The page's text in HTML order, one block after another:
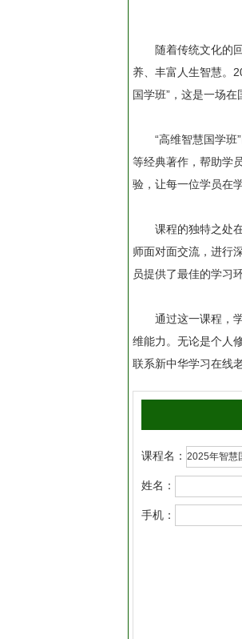
随着传统文化的
养、丰富人生智慧。
国学班”，这是一场
“高维智慧国学班
等经典著作，帮助学
验，让每一位学员在
课程的独特之处
师面对面交流，进行
员提供了最佳的学习
通过这一课程，
维能力。无论是个人
联系新中华学习在线
课程名：
姓名：
手机：